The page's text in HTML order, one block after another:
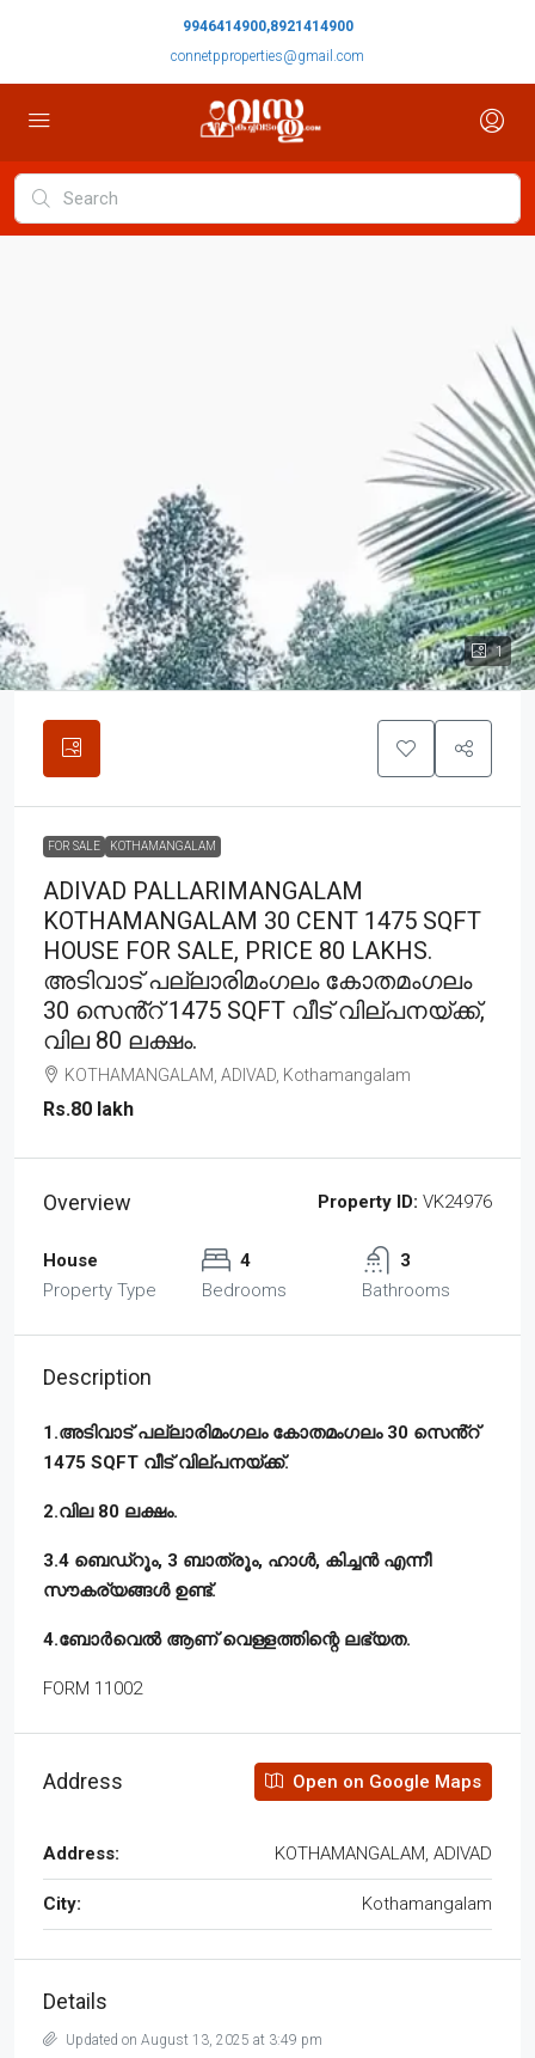
9946414900,8921414900
connetpproperties@gmail.com
1
FOR SALE KOTHAMANGALAM
ADIVAD PALLARIMANGALAM
KOTHAMANGALAM 30 CENT 1475 SQFT
HOUSE FOR SALE, PRICE 80 LAKHS.
അടിവാട് പല്ലാരിമംഗലം കോതമംഗലം
30 സെൻ്റ് 1475 SQFT വീട് വില്പനയ്ക്ക്,
വില 80 ലക്ഷം.
KOTHAMANGALAM, ADIVAD, Kothamangalam
Rs.80 lakh
Overview Property ID: VK24976
House
Property Type
4
Bedrooms
3
Bathrooms
Description
1.അടിവാട് പല്ലാരിമംഗലം കോതമംഗലം 30 സെൻ്റ്
1475 SQFT വീട് വില്പനയ്ക്ക്.
2.വില 80 ലക്ഷം.
3.4 ബെഡ്‌റൂം, 3 ബാത്രൂം, ഹാൾ, കിച്ചൻ എന്നീ
സൗകര്യങ്ങൾ ഉണ്ട്.
4.ബോർവെൽ ആണ് വെള്ളത്തിന്റെ ലഭ്യത.
FORM 11002
Address Open on Google Maps
Address: KOTHAMANGALAM, ADIVAD
City: Kothamangalam
Details
Updated on August 13, 2025 at 3:49 pm